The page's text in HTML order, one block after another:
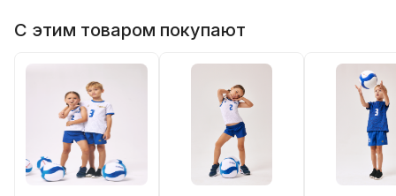
С этим товаром покупают